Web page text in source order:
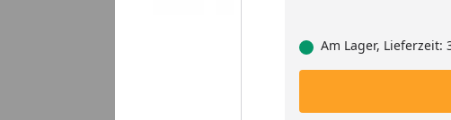
Am Lager, Lieferzeit: